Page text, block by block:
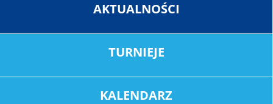
AKTUALNOŚCI
TURNIEJE
KALENDARZ